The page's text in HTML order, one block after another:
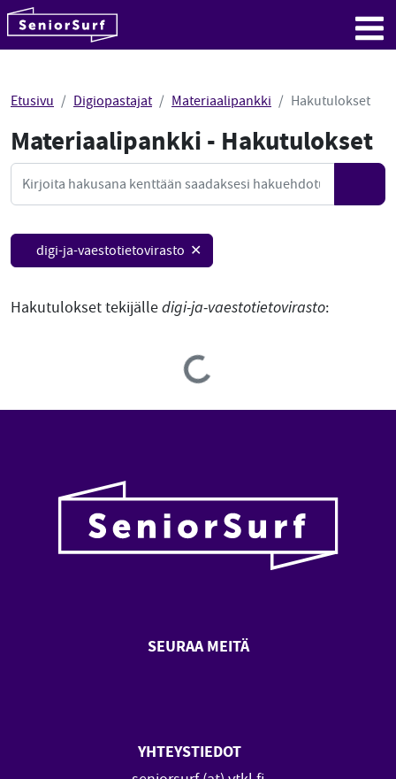
Hyppää sisältöön
Etusivu Digiopastajat Materiaalipankki Hakutulokset
Materiaalipankki - Hakutulokset
Haku
Hae
digi-ja-vaestotietovirasto ✕
Hakutulokset tekijälledigi-ja-vaestotietovirasto:
Loading...
SEURAA MEITÄ
YHTEYSTIEDOT